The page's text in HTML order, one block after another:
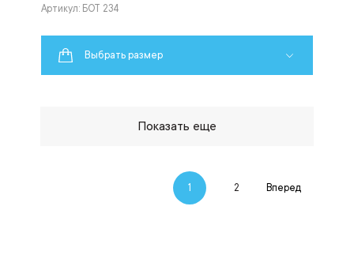
Артикул: БОТ 234
Выбрать размер
Показать еще
1 2 Вперед